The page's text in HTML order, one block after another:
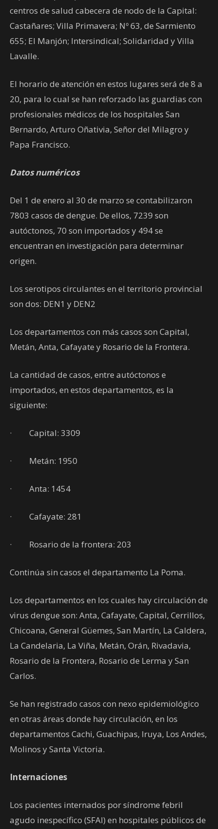
centros de salud cabecera de nodo de la Capital:
Castañares; Villa Primavera; Nº 63, de Sarmiento
655; El Manjón; Intersindical; Solidaridad y Villa
Lavalle.
El horario de atención en estos lugares será de 8 a
20, para lo cual se han reforzado las guardias con
profesionales médicos de los hospitales San
Bernardo, Arturo Oñativia, Señor del Milagro y
Papa Francisco.
Datos numéricos
Del 1 de enero al 30 de marzo se contabilizaron
7803 casos de dengue. De ellos, 7239 son
autóctonos, 70 son importados y 494 se
encuentran en investigación para determinar
origen.
Los serotipos circulantes en el territorio provincial
son dos: DEN1 y DEN2
Los departamentos con más casos son Capital,
Metán, Anta, Cafayate y Rosario de la Frontera.
La cantidad de casos, entre autóctonos e
importados, en estos departamentos, es la
siguiente:
· Capital: 3309
· Metán: 1950
· Anta: 1454
· Cafayate: 281
· Rosario de la frontera: 203
Continúa sin casos el departamento La Poma.
Los departamentos en los cuales hay circulación de
virus dengue son: Anta, Cafayate, Capital, Cerrillos,
Chicoana, General Güemes, San Martín, La Caldera,
La Candelaria, La Viña, Metán, Orán, Rivadavia,
Rosario de la Frontera, Rosario de Lerma y San
Carlos.
Se han registrado casos con nexo epidemiológico
en otras áreas donde hay circulación, en los
departamentos Cachi, Guachipas, Iruya, Los Andes,
Molinos y Santa Victoria.
Internaciones
Los pacientes internados por síndrome febril
agudo inespecífico (SFAI) en hospitales públicos de